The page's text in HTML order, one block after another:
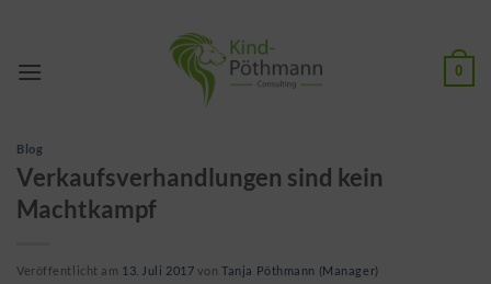
springen
0
Blog
Verkaufsverhandlungen sind kein
Machtkampf
Veröffentlicht am 13. Juli 2017 vonTanja Pöthmann (Manager)